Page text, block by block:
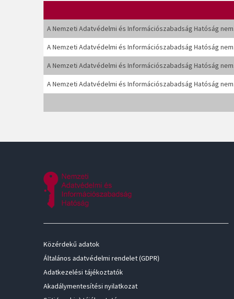
A Nemzeti Adatvédelmi és Információszabadság Hatóság
A Nemzeti Adatvédelmi és Információszabadság Hatóság
A Nemzeti Adatvédelmi és Információszabadság Hatóság
A Nemzeti Adatvédelmi és Információszabadság Hatóság
Közérdekű adatok
Általános adatvédelmi rendelet (GDPR)
Adatkezelési tájékoztatók
Akadálymentesítési nyilatkozat